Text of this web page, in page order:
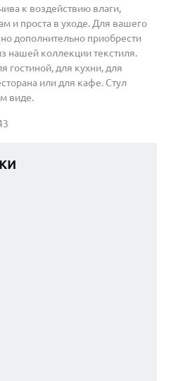
к воздействию влаги,
и проста в уходе. Для вашего
дополнительно приобрести
нашей коллекции текстиля.
гостиной, для кухни, для
или для кафе. Стул
виде.